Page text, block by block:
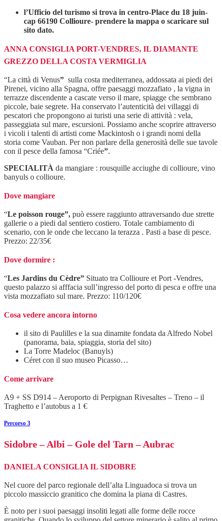
l’Ufficio del turismo si trova in centro-Place du 18 juin-
cap 66190 Collioure- prendere la mappa o scaricare sul
sito dato.
ANNA CONSIGLIA PORT-VENDRES, IL DIAMANTE
GREZZO DELLA COSTA VERMIGLIA
“La città di Venus” sulla costa mediterranea, addossata ai piedi dei
Pirenei, vicino alla Spagna, offre paesaggi mozzafiato , la vigna in
terrazze discendente a cascate verso il mare, spiagge che sembrano
piccole, baie segrete. Ha conservato l’autenticità dei villaggi di
pescatori che propongono ai turisti una serie di attività : vela,
passeggiata sul mare, escursioni. Possiamo anche scoprire attraverso
i vicoli i talenti di artisti come Mackintosh o i grandi nomi della
storia come Vauban. Per non parlare della generosità delle sue tavole
con il pesce della famosa “Criée”.
SPECIALITÀ da mangiare : rousquille acciughe di collioure, vino
banyuls o collioure.
Dove mangiare
“Le poisson rouge”, può essere raggiunto attraversando due strette
gallerie o a piedi dal sentiero costiero. Totale cambiamento di
scenario, con le onde che leccano la terazza . Pasti a base di pesce.
Prezzo: 22/35€
Dove dormire :
“Les Jardins du Cèdre” Situato tra Collioure et Port -Vendres,
questo palazzo si afffacia sull’ingresso del porto di pesca e offre una
vista mozzafiato sul mare. Prezzo: 110/120€
Cosa vedere ancora intorno
il sito di Paulilles e la sua dinamite fondata da Alfredo Nobel
(panorama, baia, spiaggia, storia del sito)
La Torre Madeloc (Banuyls)
Céret con il suo museo Picasso…
Come arrivare
A9 + SS D914 – Aeroporto di Perpignan Rivesaltes – Treno – il
Traghetto e l’autobus a 1 €
Percorso 3
Sidobre – Albi – Gole del Tarn – Aubrac
DANIELA CONSIGLIA IL SIDOBRE
Nel cuore del parco regionale dell’alta Linguadoca si trova un
piccolo massiccio granitico che domina la piana di Castres.
È noto per i suoi paesaggi insoliti legati alle forme delle rocce